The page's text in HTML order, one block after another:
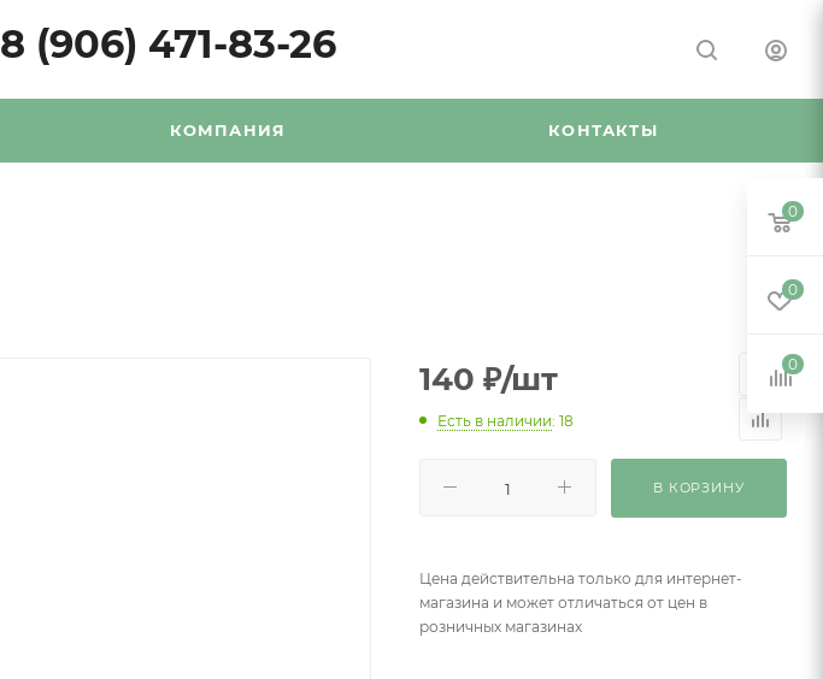
8 (906) 471-83-26
КОМПАНИЯ КОНТАКТЫ
140 ₽/шт
Есть в наличии: 18
В КОРЗИНУ
Цена действительна только для интернет-
магазина и может отличаться от цен в
розничных магазинах
0
0
0